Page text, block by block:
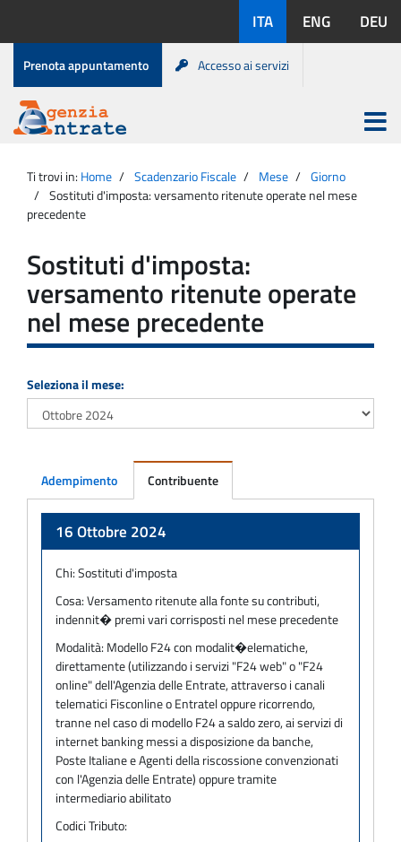
contenuto
disponibili:
ITA ENG DEU
Menu
di
servizio
Prenota appuntamento Accesso ai servizi
Agenzia
Entrate
Apri
menu
principale
Ti trovi in: Home Scadenzario Fiscale Mese
Giorno
Sostituti d'imposta: versamento ritenute operate nel mese
precedente
Sostituti d'imposta:
versamento ritenute operate
nel mese precedente
Seleziona il mese:
Adempimento Contribuente
16 Ottobre 2024
Chi:Sostituti d'imposta
Cosa:Versamento ritenute alla fonte su contributi,
indennit� premi vari corrisposti nel mese precedente
Modalità: Modello F24 con modalit�elematiche,
direttamente (utilizzando i servizi "F24 web" o "F24
online" dell'Agenzia delle Entrate, attraverso i canali
telematici Fisconline o Entratel oppure ricorrendo,
tranne nel caso di modello F24 a saldo zero, ai servizi di
internet banking messi a disposizione da banche,
Poste Italiane e Agenti della riscossione convenzionati
con l'Agenzia delle Entrate) oppure tramite
intermediario abilitato
Codici Tributo: